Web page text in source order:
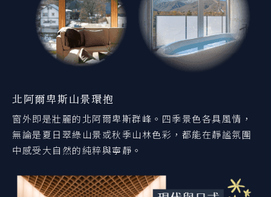
北阿爾卑斯山景環抱
窗外即是壯麗的北阿爾卑斯群峰。四季景色各具風情，
無論是夏日翠綠山景或秋季山林色彩，都能在靜謐氛圍
中感受大自然的純粹與寧靜。